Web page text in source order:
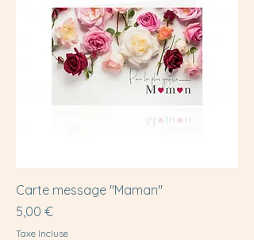
Carte message "Maman"
Prix
5,00 €
Taxe Incluse